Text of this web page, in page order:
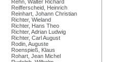
Rehn, Walter Richard
Reifferscheid, Heinrich
Reinhart, Johann Christian
Richter, Wieland
Richter, Hans Theo
Richter, Adrian Ludwig
Richter, Carl August
Rodin, Auguste
Roenspieß, Klaus
Rohart, Jean Michel